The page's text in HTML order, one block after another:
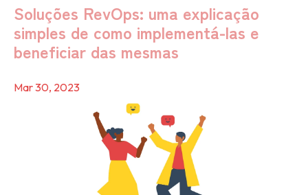
Soluções RevOps: uma explicação
simples de como implementá-las e
beneficiar das mesmas
Mar 30, 2023